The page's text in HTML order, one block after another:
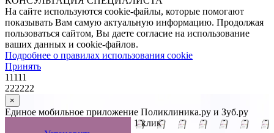
На сайте используются cookie-файлы, которые помогают
показывать Вам самую актуальную информацию. Продолжая
пользоваться сайтом, Вы даете согласие на использование
ваших данных и cookie-файлов.
Подробнее о правилах использования cookie
Принять
11111
222222
×
Единое мобильное приложение Поликлиника.ру и Зуб.ру
Управляйте записью к врачу в 1 клик